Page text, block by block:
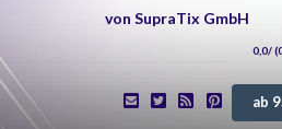
vonSupraTix GmbH
0,0/ (
ab